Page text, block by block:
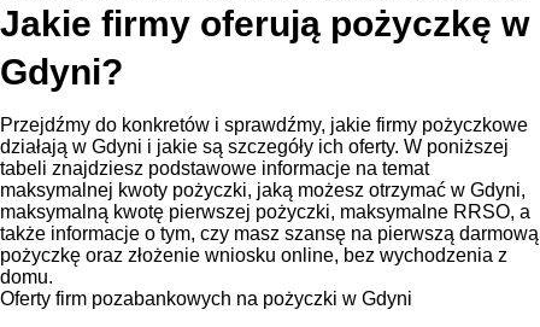
Jakie firmy oferują pożyczkę w
Gdyni?
Przejdźmy do konkretów i sprawdźmy, jakie firmy pożyczkowe
działają w Gdyni i jakie są szczegóły ich oferty. W poniższej
tabeli znajdziesz podstawowe informacje na temat
maksymalnej kwoty pożyczki, jaką możesz otrzymać w Gdyni,
maksymalną kwotę pierwszej pożyczki, maksymalne RRSO, a
także informacje o tym, czy masz szansę na pierwszą darmową
pożyczkę oraz złożenie wniosku online, bez wychodzenia z
domu.
Oferty firm pozabankowych na pożyczki w Gdyni